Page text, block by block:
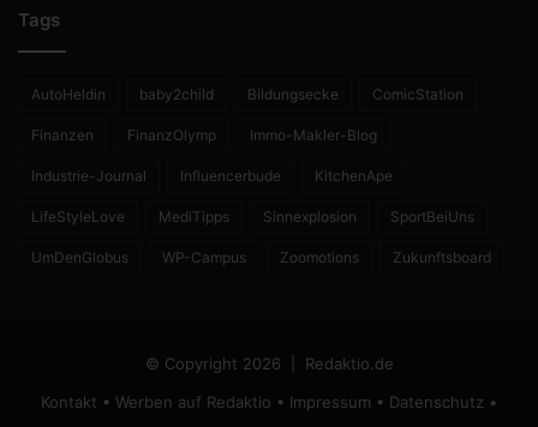
Tags
AutoHeldin baby2child Bildungsecke ComicStation
Finanzen FinanzOlymp Immo-Makler-Blog
Industrie-Journal Influencerbude KitchenApe
LifeStyleLove MediTipps Sinnexplosion SportBeiUns
UmDenGlobus WP-Campus Zoomotions Zukunftsboard
© Copyright 2026 | Redaktio.de
Kontakt • Werben auf Redaktio • Impressum • Datenschutz •